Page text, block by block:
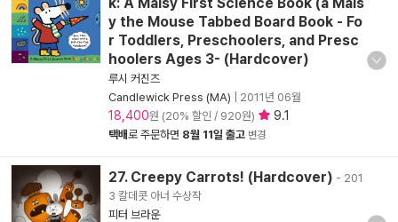
y the Mouse Tabbed Board Book - Fo
r Toddlers, Preschoolers, and Presc
hoolers Ages 3- (Hardcover)
루시 커진즈
Candlewick Press (MA)
2011년 06월
18,400원 (20% 할인 / 920원) 9.1
택배로 주문하면 8월 11일 출고 변경
27. Creepy Carrots! (Hardcover) - 201
3 칼데콧 아너 수상작
피터 브라운